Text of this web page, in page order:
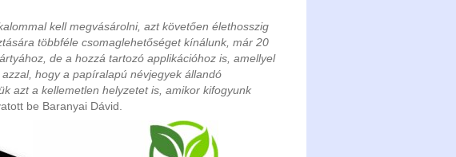
kell megvásárolni, azt követően élethosszig
többféle csomaglehetőséget kínálunk, már 20
de a hozzá tartozó applikációhoz is, amellyel
hogy a papíralapú névjegyek állandó
azt a kellemetlen helyzetet is, amikor kifogyunk
be Baranyai Dávid.